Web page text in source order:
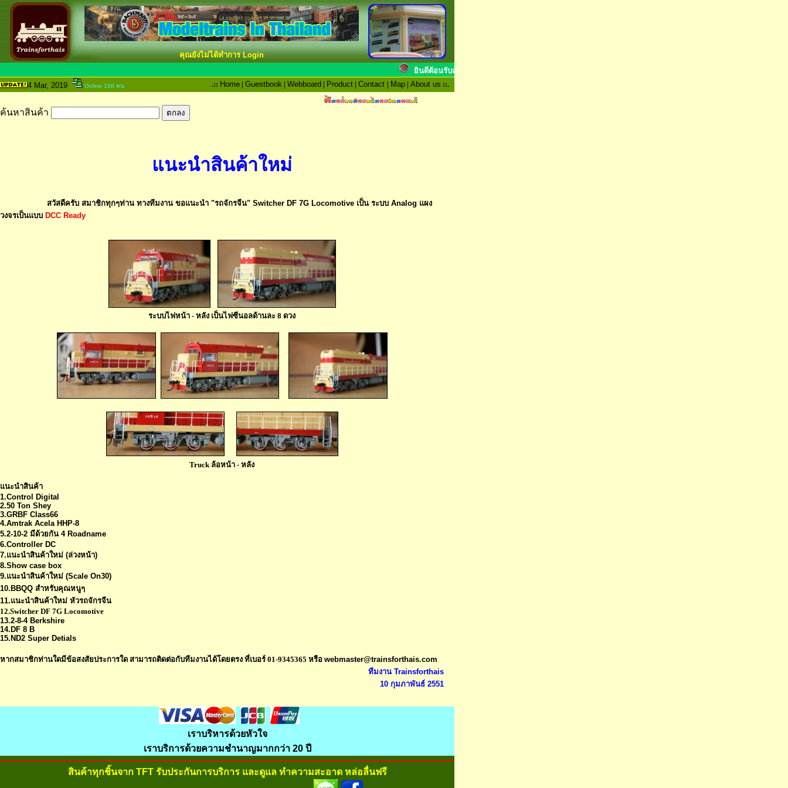
คุณยังไม่ได้ทำการ Login
ยินดีต้อนรับสมาชิกทุกๆท่าน ขณะนี้โชว์รูมได้เปิดให้ชมอย่างเป็นทาง
4 Mar, 2019 Online 198 คน .:: Home | Guestbook | Webboard | Product | Contact | Map | About us ::.
ค้นหาสินค้า
แนะนำสินค้าใหม่
สวัสดีครับ สมาชิกทุกๆท่าน ทางทีมงาน ขอแนะนำ "รถจักรจีน" Switcher DF 7G Locomotive เป็น ระบบ Analog แผง
วงจรเป็นแบบ DCC Ready
ระบบไฟหน้า - หลัง เป็นไฟซีนอลด้านละ 8 ดวง
Truck ล้อหน้า - หลัง
แนะนำสินค้า
1.Control Digital
2.50 Ton Shey
3.GRBF Class66
4.Amtrak Acela HHP-8
5.2-10-2 มีด้วยกัน 4 Roadname
6.Controller DC
7.แนะนำสินค้าใหม่ (ล่วงหน้า)
8.Show case box
9.แนะนำสินค้าใหม่ (Scale On30)
10.BBQQ สำหรับคุณหนูๆ
11.แนะนำสินค้าใหม่ หัวรถจักรจีน
12.Switcher DF 7G Locomotive
13.2-8-4 Berkshire
14.DF 8 B
15.ND2 Super Detials
หากสมาชิกท่านใดมีข้อสงสัยประการใด สามารถติดต่อกับทีมงานได้โดยตรง ที่เบอร์ 01-9345365 หรือ webmaster@trainsforthais.com
ทีมงาน Trainsforthais
10 กุมภาพันธ์ 2551
เราบริหารด้วยหัวใจ
เราบริการด้วยความชำนาญมากกว่า 20 ปี
สินค้าทุกชิ้นจาก TFT รับประกันการบริการ และดูแล ทำความสะอาด หล่อลื่นฟรี